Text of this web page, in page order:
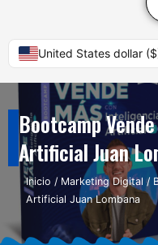
United States dollar
Bootcamp
Artificial Juan
Inicio / Marketing Digital /
Artificial Juan Lombana